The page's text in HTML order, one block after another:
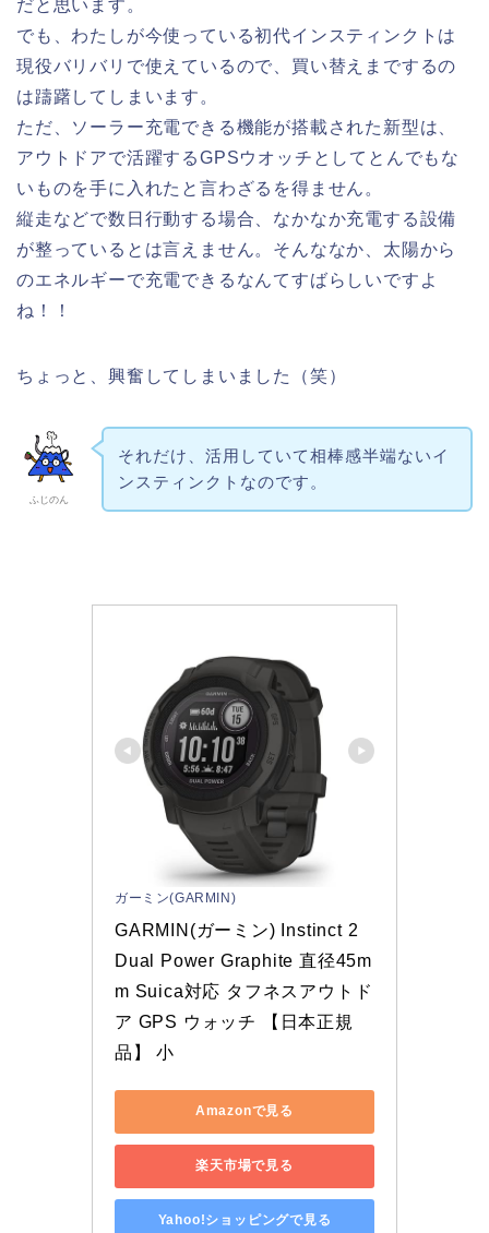
だと思います。
でも、わたしが今使っている初代インスティンクトは
現役バリバリで使えているので、買い替えまでするの
は躊躇してしまいます。
ただ、ソーラー充電できる機能が搭載された新型は、
アウトドアで活躍するGPSウオッチとしてとんでもな
いものを手に入れたと言わざるを得ません。
縦走などで数日行動する場合、なかなか充電する設備
が整っているとは言えません。そんななか、太陽から
のエネルギーで充電できるなんてすばらしいですよ
ね！！
ちょっと、興奮してしまいました（笑）
ふじのん
それだけ、活用していて相棒感半端ないイ
ンスティンクトなのです。
ガーミン(GARMIN)
GARMIN(ガーミン) Instinct 2
Dual Power Graphite 直径45m
m Suica対応 タフネスアウトド
ア GPS ウォッチ 【日本正規
品】 小
Amazonで見る
楽天市場で見る
Yahoo!ショッピングで見る